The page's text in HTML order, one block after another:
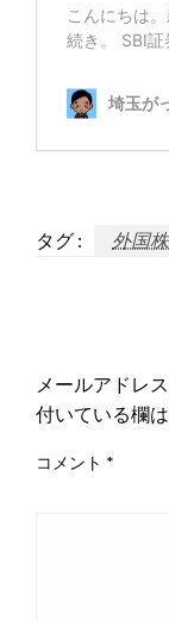
タグ : 外国
メールアドレ
付いている欄
コメント *